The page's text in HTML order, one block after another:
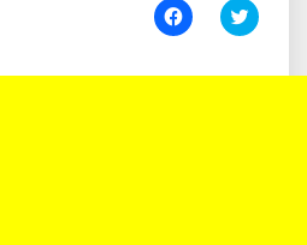
اضغط
للمشاركة
(فتح
انقر
للمشاركة
(فتح